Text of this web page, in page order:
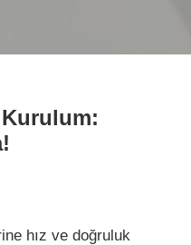
Esinoks’ta!
hız ve doğruluk